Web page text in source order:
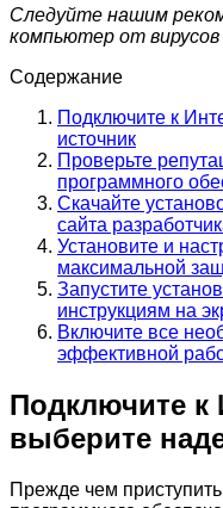
Следуйте нашим
компьютер от вирусов
Содержание
Подключите к
источник
Проверьте
программного
Скачайте
сайта
Установите и
максимальной
Запустите
инструкциям на
Включите все
эффективной
Подключите к
выберите
Прежде чем